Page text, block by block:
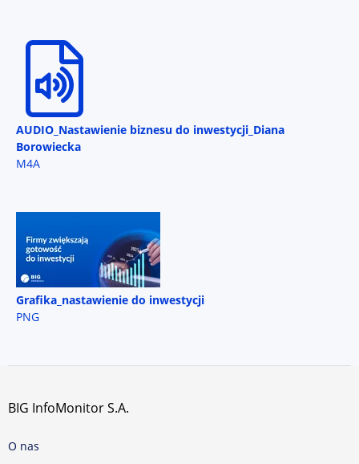
AUDIO_Nastawienie biznesu do inwestycji_Diana
Borowiecka
M4A
Grafika_nastawienie do inwestycji
PNG
BIG InfoMonitor S.A.
O nas